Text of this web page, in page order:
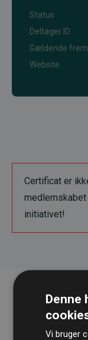
Status
Deltager ID
Gældende frem
Website
Certificat er
medlemskabet
initiativet!
Denne
Vi bruger